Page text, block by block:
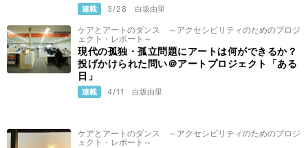
連載 3/28 白坂由里
ケアとアートのダンス ～アクセシビリティのためのプロジ
ェクト・レポート～
現代の孤独・孤立問題にアートは何ができるか？
投げかけられた問い＠アートプロジェクト「ある
日」
連載 4/11 白坂由里
ケアとアートのダンス ～アクセシビリティのためのプロジ
ェクト・レポート～